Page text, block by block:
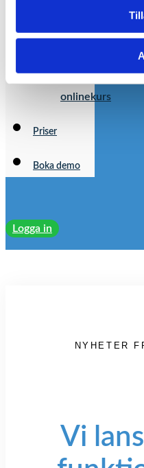
onlinekurs
Priser
Boka demo
Logga in
NYHETER
Vi